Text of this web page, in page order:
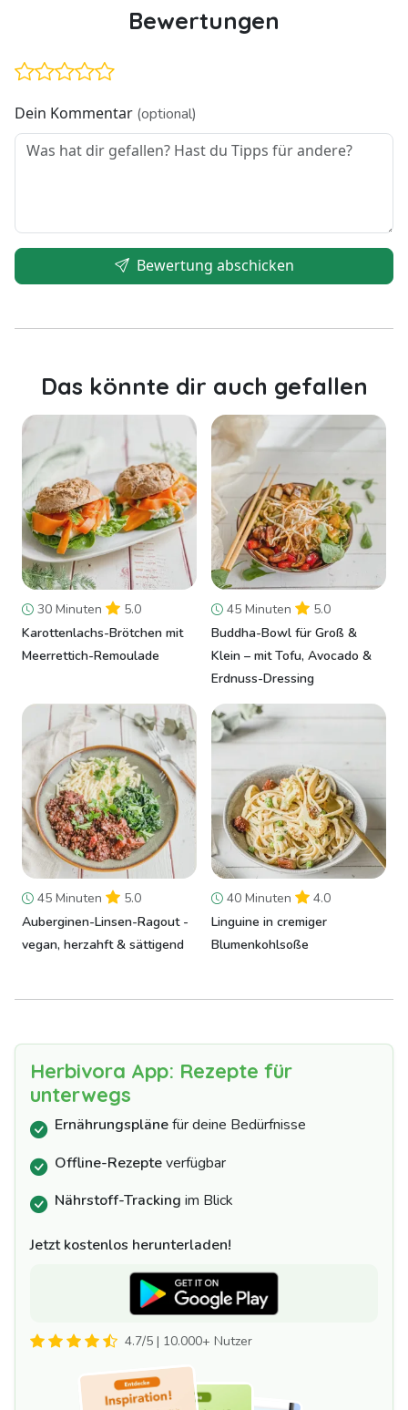
Bewertungen
Dein Kommentar (optional)
Bewertung abschicken
Das könnte dir auch gefallen
30 Minuten
5.0
Karottenlachs-Brötchen mit
Meerrettich-Remoulade
45 Minuten
5.0
Buddha-Bowl für Groß &
Klein – mit Tofu, Avocado &
Erdnuss-Dressing
45 Minuten
5.0
Auberginen-Linsen-Ragout -
vegan, herzahft & sättigend
40 Minuten
4.0
Linguine in cremiger
Blumenkohlsoße
Herbivora App: Rezepte für
unterwegs
Ernährungsplänefür deine Bedürfnisse
Offline-Rezepteverfügbar
Nährstoff-Tracking im Blick
Jetzt kostenlos herunterladen!
4.7/5 | 10.000+ Nutzer